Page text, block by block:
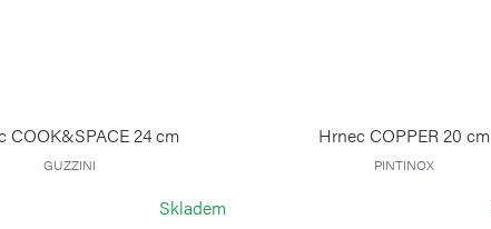
COOK&SPACE 24 cm
GUZZINI
Skladem
Hrnec COPPER 20 cm
PINTINOX